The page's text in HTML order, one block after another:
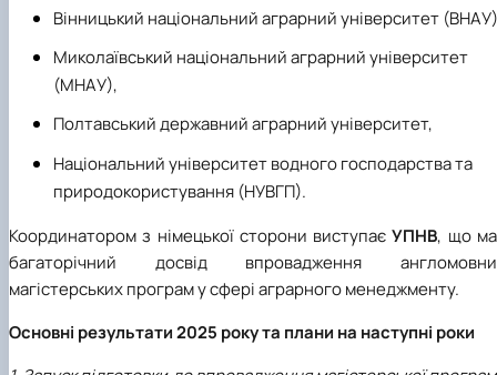
Вінницький національний аграрний університет
Миколаївський національний аграрний університет
(МНАУ),
Полтавський державний аграрний університет,
Національний університет водного господарства та
природокористування (НУВГП).
Координатором з німецької сторони виступаєУПНВ, що
багаторічний досвід впровадження
магістерських програм у сфері аграрного менеджменту.
Основні результати 2025 року та плани на наступні роки